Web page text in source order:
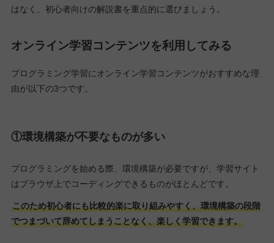
はなく、初心者向けの解説書を重点的に選びましょう。
オンライン学習コンテンツを利用してみる
プログラミング学習にオンライン学習コンテンツがおすすめな理
由が以下の3つです。
①環境構築が不要なものが多い
プログラミングを始める際、環境構築が必要ですが、学習サイト
はブラウザ上でコーディングできるものがほとんどです。
このため初心者にも比較的楽に取り組みやすく、環境構築の段階
でつまづいて辞めてしまうことなく、楽しく学習できます。